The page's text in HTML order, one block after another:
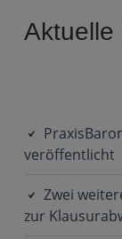
Primary
Aktuelle
veröffentlicht
Zwei
zur